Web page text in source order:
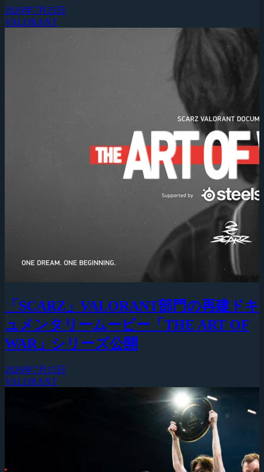
2026年7月25日
VALORANT
「SCARZ」VALORANT部門の再建ドキ
ュメンタリームービー「THE ART OF
WAR」シリーズ公開
2026年7月15日
VALORANT